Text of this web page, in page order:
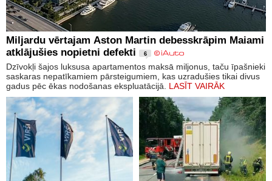
Miljardu vērtajam Aston Martin debesskrāpim Maiami
atklājušies nopietni defekti
6
Dzīvokļi šajos luksusa apartamentos maksā miljonus, taču īpašnieki
saskaras nepatīkamiem pārsteigumiem, kas uzradušies tikai divus
gadus pēc ēkas nodošanas ekspluatācijā. LASĪT VAIRĀK